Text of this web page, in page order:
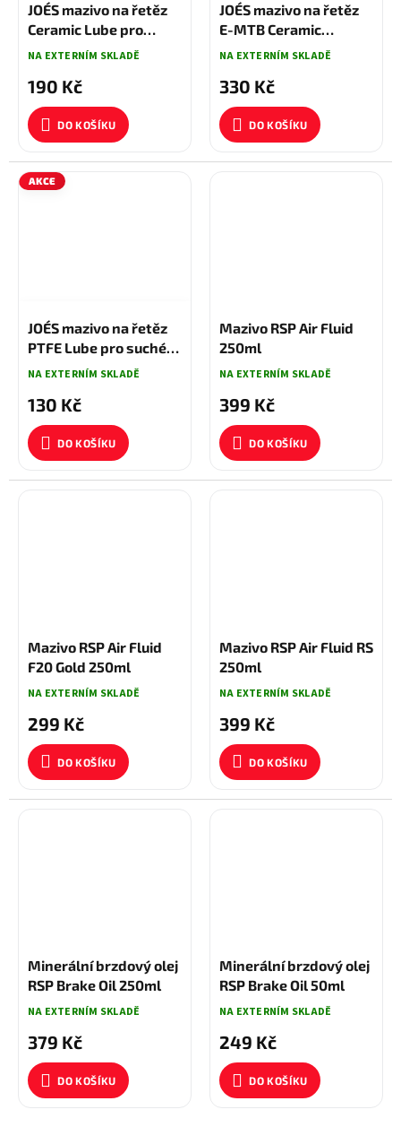
JOE´S mazivo na řetěz
Ceramic Lube pro
suché podmínky 60 ml
NA EXTERNÍM SKLADĚ
190 Kč
DO KOŠÍKU
JOE´S mazivo na řetěz
E-MTB Ceramic
BioLube 125 ml
NA EXTERNÍM SKLADĚ
330 Kč
DO KOŠÍKU
AKCE
JOE´S mazivo na řetěz
PTFE Lube pro suché
podmínky 60 ml
NA EXTERNÍM SKLADĚ
130 Kč
DO KOŠÍKU
Mazivo RSP Air Fluid
250ml
NA EXTERNÍM SKLADĚ
399 Kč
DO KOŠÍKU
Mazivo RSP Air Fluid
F20 Gold 250ml
NA EXTERNÍM SKLADĚ
299 Kč
DO KOŠÍKU
Mazivo RSP Air Fluid RS
250ml
NA EXTERNÍM SKLADĚ
399 Kč
DO KOŠÍKU
Minerální brzdový olej
RSP Brake Oil 250ml
NA EXTERNÍM SKLADĚ
379 Kč
DO KOŠÍKU
Minerální brzdový olej
RSP Brake Oil 50ml
NA EXTERNÍM SKLADĚ
249 Kč
DO KOŠÍKU